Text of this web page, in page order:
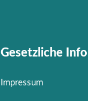
Gesetzliche
Impressum